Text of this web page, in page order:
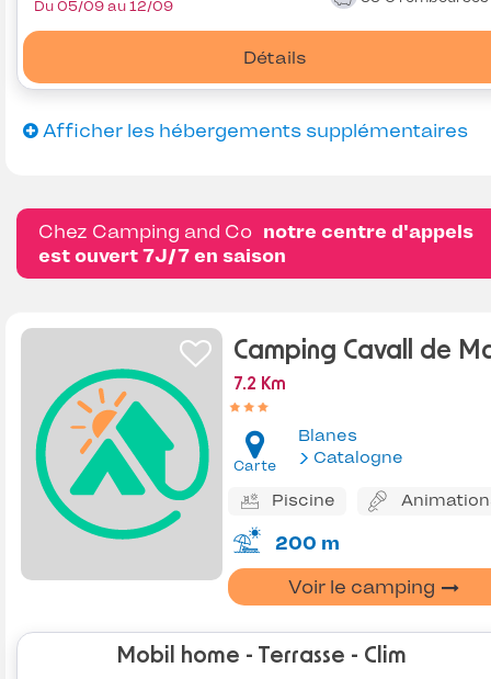
Détails
Du 05/09 au 12/09
Afficher les hébergements supplémentaires
Chez Camping and Co notre centre d'appels
est ouvert 7J/7 en saison
Camping Cavall de
7.2 Km
Carte
Blanes
Catalogne
Piscine
200 m
Voir le camping
Mobil home - Terrasse - Clim